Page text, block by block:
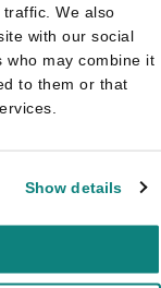
We also
with our social
who may combine it
to them or that
Show details